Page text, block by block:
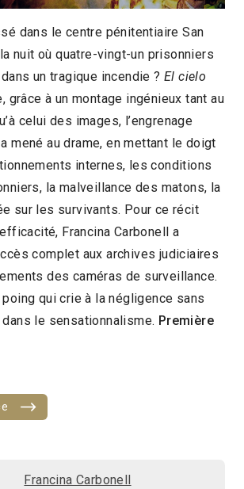
Chili 2020
1h13
Long-métrage
- Session juin
dans le centre pénitentiaire San
nuit où quatre-vingt-un prisonniers
un tragique incendie ? El cielo
grâce à un montage ingénieux tant au
celui des images, l’engrenage
mené au drame, en mettant le doigt
internes, les conditions
la malveillance des matons, la
sur les survivants. Pour ce récit
Francina Carbonell a
complet aux archives judiciaires
des caméras de surveillance.
qui crie à la négligence sans
le sensationnalisme. Première
Francina Carbonell